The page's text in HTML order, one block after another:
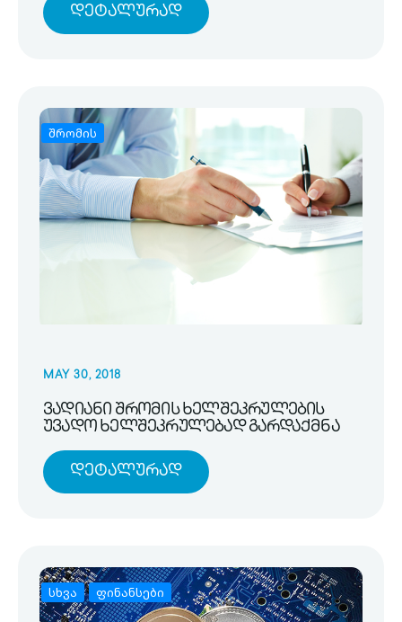
Დეტალურად
შრომის
MAY 30, 2018
ვადიანი შრომის ხელშეკრულების
უვადო ხელშეკრულებად გარდაქმნა
Დეტალურად
სხვა ფინანსები